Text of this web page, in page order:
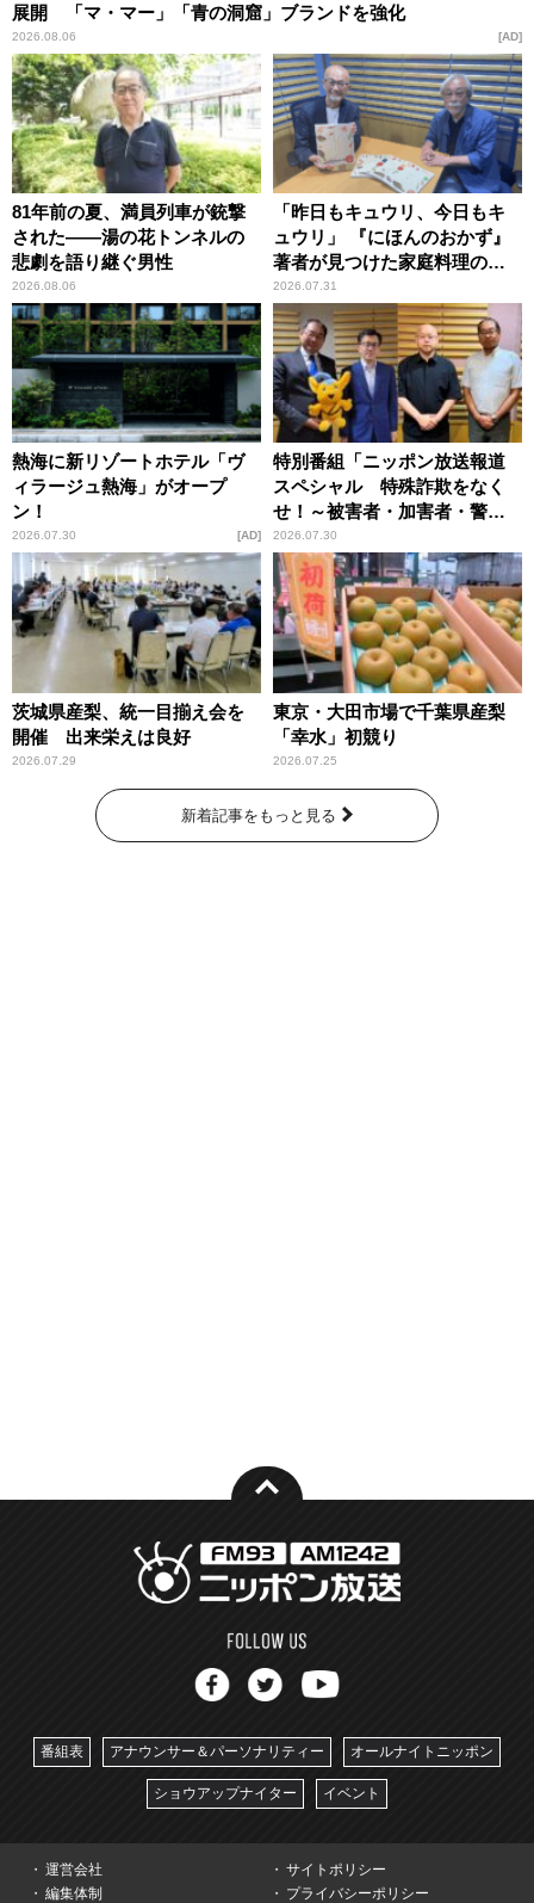
展開 「マ・マー」「青の洞窟」ブランドを強化
2026.08.06 AD
81年前の夏、満員列車が銃撃
された――湯の花トンネルの
悲劇を語り継ぐ男性
2026.08.06
「昨日もキュウリ、今日もキ
ュウリ」 『にほんのおかず』
著者が見つけた家庭料理の知
恵
2026.07.31
熱海に新リゾートホテル「ヴ
ィラージュ熱海」がオープ
ン！
2026.07.30 AD
特別番組「ニッポン放送報道
スペシャル 特殊詐欺をなく
せ！～被害者・加害者・警視
庁が語るトクリュウの実態
～」放送
2026.07.30
茨城県産梨、統一目揃え会を
開催 出来栄えは良好
2026.07.29
東京・大田市場で千葉県産梨
「幸水」初競り
2026.07.25
新着記事をもっと見る
番組表 アナウンサー＆パーソナリティー オールナイトニッポン
ショウアップナイター イベント
運営会社
サイトポリシー
編集体制
プライバシーポリシー